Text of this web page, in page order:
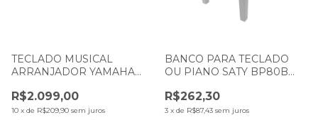
TECLADO MUSICAL
ARRANJADOR YAMAHA
R$2.099,00
10 x de R$209,90 sem juros
BANCO PARA TECLADO
OU PIANO SATY BP80B
ALTURA BRANCO
R$262,30
3 x de R$87,43 sem juros